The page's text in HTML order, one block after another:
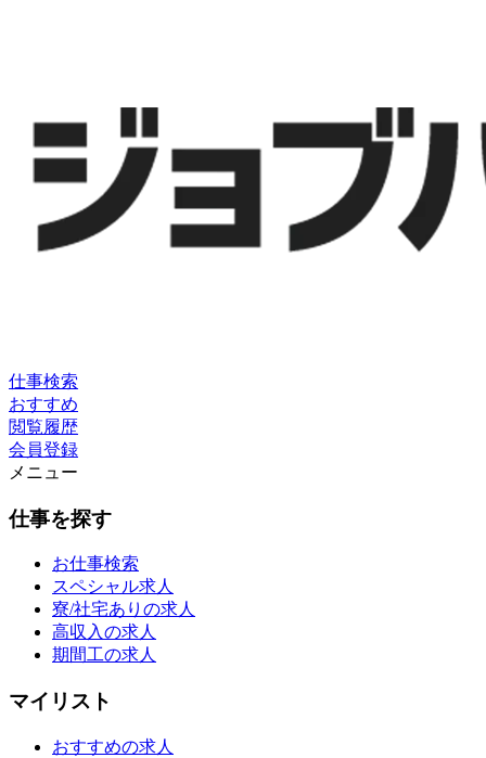
仕事検索
おすすめ
閲覧履歴
会員登録
メニュー
仕事を探す
お仕事検索
スペシャル求人
寮/社宅ありの求人
高収入の求人
期間工の求人
マイリスト
おすすめの求人